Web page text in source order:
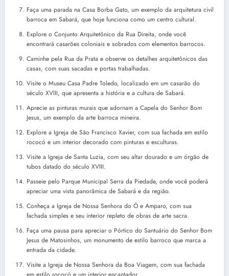
Faça uma parada na Casa Borba Gato, um exemplo da arquitetura civil
barroca em Sabará, que hoje funciona como um centro cultural.
Explore o Conjunto Arquitetônico da Rua Direita, onde você
encontrará casarões coloniais e sobrados com elementos barrocos.
Caminhe pela Rua da Prata e observe os detalhes arquitetônicos das
casas, com suas sacadas e portas trabalhadas.
Visite o Museu Casa Padre Toledo, localizado em um casarão do
século XVIII, que apresenta a história e a cultura de Sabará.
Aprecie as pinturas murais que adornam a Capela do Senhor Bom
Jesus, um exemplo da arte barroca mineira.
Explore a Igreja de São Francisco Xavier, com sua fachada em estilo
rococó e um interior decorado com pinturas e esculturas.
Visite a Igreja de Santa Luzia, com seu altar dourado e um órgão de
tubos datado do século XVIII.
Passeie pelo Parque Municipal Serra da Piedade, onde você poderá
apreciar uma vista panorâmica de Sabará e da região.
Conheça a Igreja de Nossa Senhora do Ó e Amparo, com sua
fachada simples e seu interior repleto de obras de arte sacra.
Faça uma pausa para apreciar o Pórtico do Santuário do Senhor Bom
Jesus de Matosinhos, um monumento de estilo barroco que marca a
entrada da cidade.
Visite a Igreja de Nossa Senhora da Boa Viagem, com sua fachada